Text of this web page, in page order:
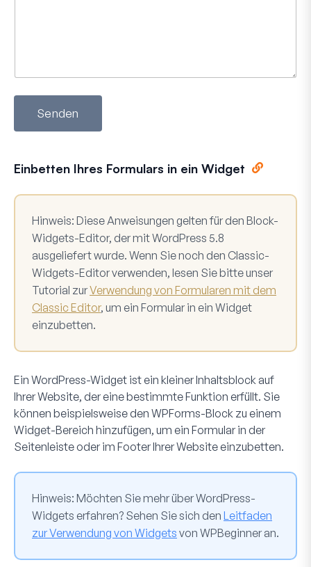
Senden
Einbetten Ihres Formulars in ein Widget
Hinweis: Diese Anweisungen gelten für den Block-
Widgets-Editor, der mit WordPress 5.8
ausgeliefert wurde. Wenn Sie noch den Classic-
Widgets-Editor verwenden, lesen Sie bitte unser
Tutorial zurVerwendung von Formularen mit dem
Classic Editor, um ein Formular in ein Widget
einzubetten.
Ein WordPress-Widget ist ein kleiner Inhaltsblock auf
Ihrer Website, der eine bestimmte Funktion erfüllt. Sie
können beispielsweise den WPForms-Block zu einem
Widget-Bereich hinzufügen, um ein Formular in der
Seitenleiste oder im Footer Ihrer Website einzubetten.
Hinweis: Möchten Sie mehr über WordPress-
Widgets erfahren? Sehen Sie sich den Leitfaden
zur Verwendung von Widgets von WPBeginner an.